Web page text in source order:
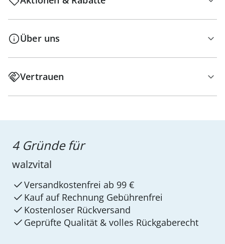
Über uns
Vertrauen
4 Gründe für
walzvital
Versandkostenfrei ab 99 €
Kauf auf Rechnung Gebührenfrei
Kostenloser Rückversand
Geprüfte Qualität & volles Rückgaberecht